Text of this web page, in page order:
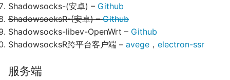
Shadowsocks-(安卓) – Github
ShadowsocksR-(安卓) –Github
Shadowsocks-libev-OpenWrt – Github
ShadowsocksR跨平台客户端 – avege ， electron-ssr
服务端